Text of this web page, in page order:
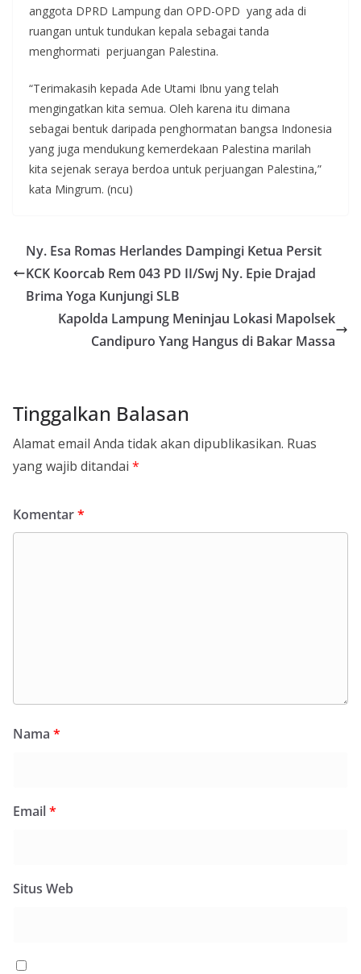
anggota DPRD Lampung dan OPD-OPD yang ada di
ruangan untuk tundukan kepala sebagai tanda
menghormati perjuangan Palestina.
“Terimakasih kepada Ade Utami Ibnu yang telah
mengingatkan kita semua. Oleh karena itu dimana
sebagai bentuk daripada penghormatan bangsa Indonesia
yang juga mendukung kemerdekaan Palestina marilah
kita sejenak seraya berdoa untuk perjuangan Palestina,”
kata Mingrum. (ncu)
Ny. Esa Romas Herlandes Dampingi Ketua Persit
KCK Koorcab Rem 043 PD II/Swj Ny. Epie Drajad
Brima Yoga Kunjungi SLB
Kapolda Lampung Meninjau Lokasi Mapolsek
Candipuro Yang Hangus di Bakar Massa
Tinggalkan Balasan
Alamat email Anda tidak akan dipublikasikan. Ruas
yang wajib ditandai *
Komentar*
Nama *
Email*
Situs Web